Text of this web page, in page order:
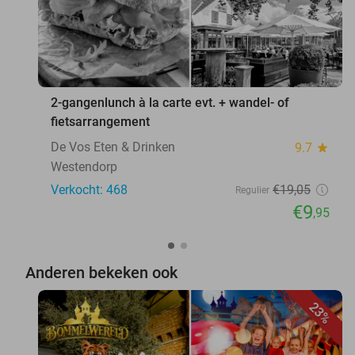
2-gangenlunch à la carte evt. + wandel- of
fietsarrangement
De Vos Eten & Drinken
9.7 star
Westendorp
Verkocht: 468
Regulier €19,05
€9,95
Anderen bekeken ook
23%